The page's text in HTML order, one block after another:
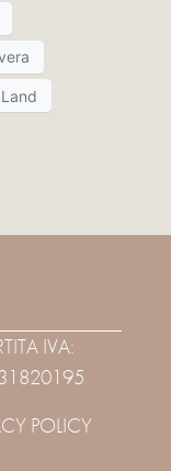
IVA:
POLICY